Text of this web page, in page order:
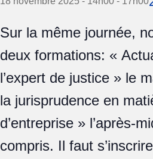
Sur la même journée,
deux formations: «
l’expert de justice » le
la jurisprudence en
d’entreprise » l’après-
compris. Il faut